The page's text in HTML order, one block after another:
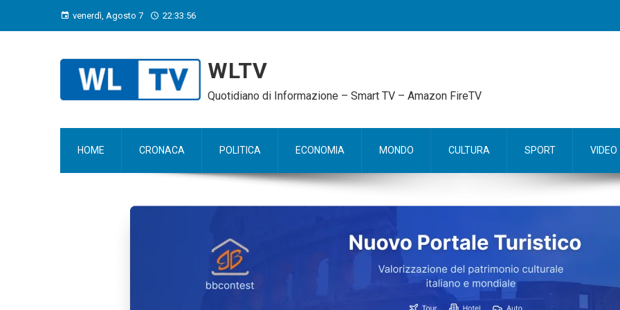
venerdì, Agosto 7 22:33:57
WLTV
Quotidiano di Informazione – Smart TV – Amazon FireTV
HOME CRONACA POLITICA ECONOMIA MONDO CULTURA SPORT VIDEO